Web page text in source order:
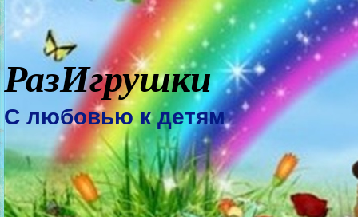
РазИгрушки
С любовью к детям